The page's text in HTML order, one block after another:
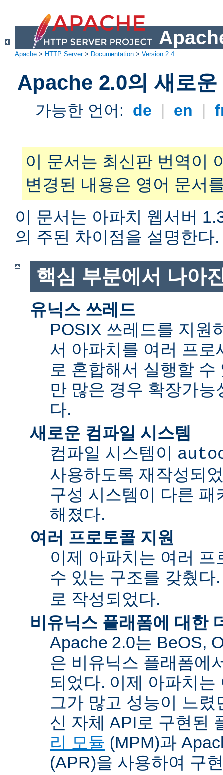
Apache > HTTP Server> Documentation > Version 2.4
Apache 2.0의 새로운
가능한 언어: de | en |
이 문서는 최신판 번역이
변경된 내용은 영어 문서
이 문서는 아파치 웹서버
의 주된 차이점을 설명한다.
핵심 부분에서 나아
유닉스 쓰레드
POSIX 쓰레드를 지원
서 아파치를 여러 프로
로 혼합해서 실행할
만 많은 경우 확장가
다.
새로운 컴파일 시스템
컴파일 시스템이
사용하도록 재작성되
구성 시스템이 다른 패
해졌다.
여러 프로토콜 지원
이제 아파치는 여러
수 있는 구조를 갖췄
로 작성되었다.
비유닉스 플래폼에 대한
Apache 2.0는 BeOS,
은 비유닉스 플래폼에
되었다. 이제 아파치
그가 많고 성능이 느
신 자체 API로 구현된
리 모듈 (MPM)과
(APR)을 사용하여 구